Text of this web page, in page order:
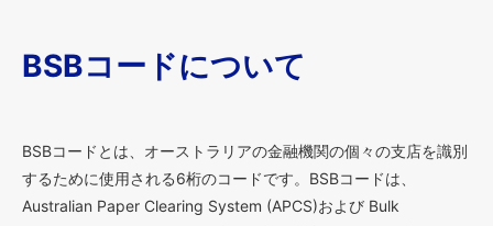
BSBコードについて
BSBコードとは、オーストラリアの金融機関の個々の支店を識別
するために使用される6桁のコードです。BSBコードは、
Australian Paper Clearing System (APCS)および Bulk